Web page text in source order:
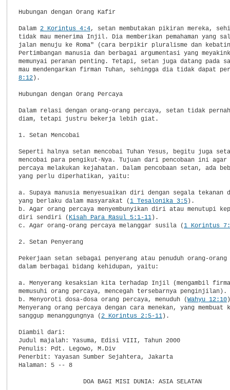
Hubungan dengan Orang Kafir
Dalam 2 Korintus 4:4, setan membutakan pikiran mereka,
tidak mau menerima Injil. Dia memberikan pemahaman yang
jalan menuju ke Roma" (cara berpikir pluralisme dan
Pertimbangan manusia dan berbagai argumentasi yang
memunyai peranan penting. Tetapi, setan juga datang pada
mau mendengarkan firman Tuhan, sehingga dia tidak dapat
8:12).
Hubungan dengan Orang Percaya
Dalam relasi dengan orang-orang percaya, setan tidak
diam, tetapi justru bekerja lebih giat.
1. Setan Mencobai
Seperti halnya setan mencobai Tuhan Yesus, begitu juga
mencobai para pengikut-Nya. Tujuan dari pencobaan ini agar
percaya melakukan kejahatan. Dalam pencobaan setan, ada
yang perlu diperhatikan, yaitu:
a. Supaya manusia menyesuaikan diri dengan segala tekanan
yang berlaku dalam masyarakat (1 Tesalonika 3:5).
b. Agar orang percaya menyembunyikan diri atau menutupi
diri sendiri ( Kisah Para Rasul 5:1-11).
c. Agar orang-orang percaya melanggar susila (1 Korintus
2. Setan Penyerang
Pekerjaan setan sebagai penyerang atau penuduh orang-orang
dalam berbagai bidang kehidupan, yaitu:
a. Menyerang kesaksian kita terhadap Injil (mengambil
memusuhi orang percaya, mencegah tersebarnya penginjilan).
b. Menyoroti dosa-dosa orang percaya, menuduh (Wahyu 12:10
Menyerang orang percaya dengan cara menekan, yang
sanggup menanggungnya (2 Korintus 2:5-11).
Diambil dari:
Judul majalah: Yasuma, Edisi VIII, Tahun 2000
Penulis: Pdt. Legowo, M.Div
Penerbit: Yayasan Sumber Sejahtera, Jakarta
Halaman: 5 -- 8
                  DOA BAGI MISI DUNIA: ASIA SELATAN